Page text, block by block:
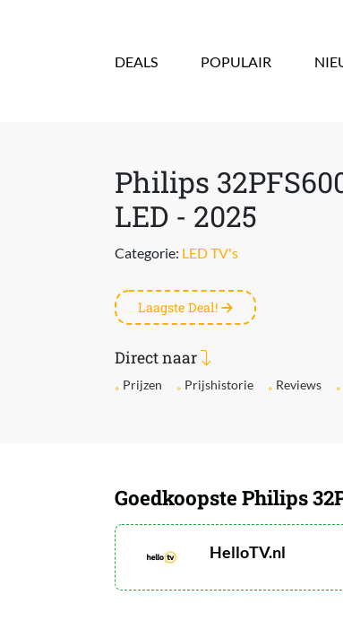
DEALS POPULAIR
Philips
LED - 2025
Categorie: LED TV's
Laagste Deal!
Direct naar
Prijzen Prijshistorie Reviews
Goedkoopste Philips
HelloTV.nl